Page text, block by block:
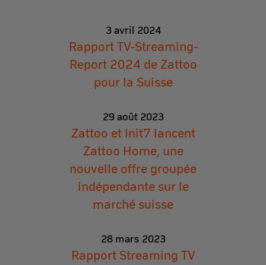
3 avril 2024
Rapport TV-Streaming-
Report 2024 de Zattoo
pour la Suisse
29 août 2023
Zattoo et Init7 lancent
Zattoo Home, une
nouvelle offre groupée
indépendante sur le
marché suisse
28 mars 2023
Rapport Streaming TV